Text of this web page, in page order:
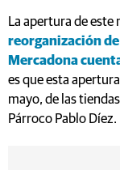
La apertura de
reorganización
Mercadona
es que esta
mayo, de las
Párroco Pablo Díez.